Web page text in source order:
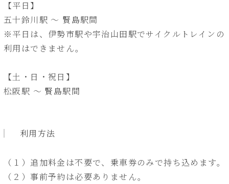
【平日】
五十鈴川駅 ～ 賢島駅間
※平日は、伊勢市駅や宇治山田駅でサイクルトレインの
利用はできません。
【土・日・祝日】
松阪駅 ～ 賢島駅間
利用方法
（１）追加料金は不要で、乗車券のみで持ち込めます。
（２）事前予約は必要ありません。